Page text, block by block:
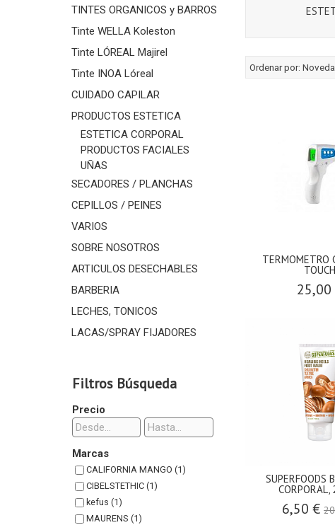
TINTES ORGANICOS y BARROS
Tinte WELLA Koleston
Tinte LÓREAL Majirel
Tinte INOA Lóreal
CUIDADO CAPILAR
PRODUCTOS ESTETICA
ESTETICA CORPORAL
PRODUCTOS FACIALES
UÑAS
SECADORES / PLANCHAS
CEPILLOS / PEINES
VARIOS
SOBRE NOSOTROS
ARTICULOS DESECHABLES
BARBERIA
LECHES, TONICOS
LACAS/SPRAY FIJADORES
Filtros Búsqueda
Precio
Marcas
CALIFORNIA MANGO (1)
CIBELSTETHIC (1)
kefus (1)
MAURENS (1)
Ordenar por:
TERMOMETRO
TOUCH
25,00
SUPERFOODS
6,50 €